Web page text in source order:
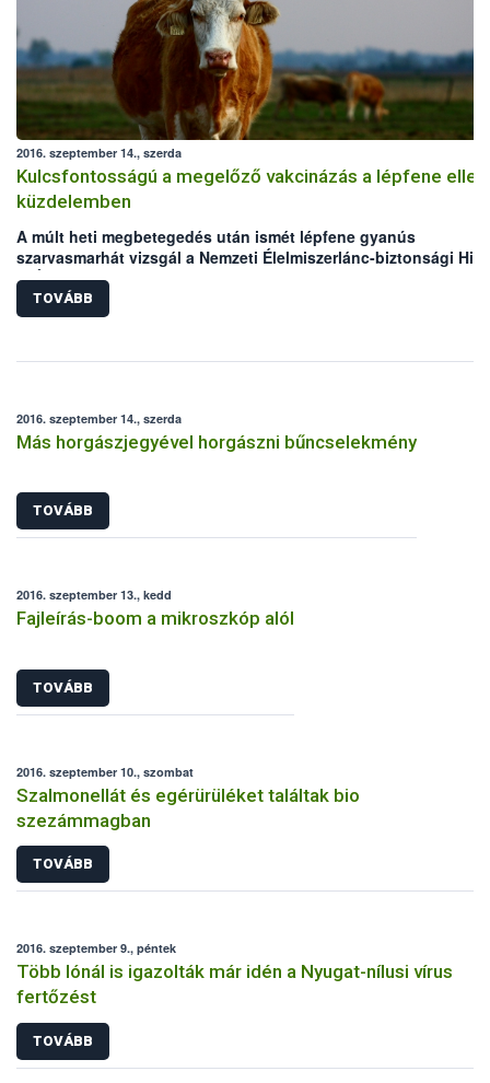
2016. szeptember 14., szerda
Kulcsfontosságú a megelőző vakcinázás a lépfene elleni
küzdelemben
A múlt heti megbetegedés után ismét lépfene gyanús
szarvasmarhát vizsgál a Nemzeti Élelmiszerlánc-biztonsági
(NÉBIH) laboratóriuma. Mindkét eset Békés megyei, legelőn
szarvasmarha állományokat érint. Bár az elmúlt években
állategészségügyi intézkedéseknek köszönhetően
azonban a hazai kérődző állomány védelme érdekében
TOVÁBB
2016. szeptember 14., szerda
Más horgászjegyével horgászni bűncselekmény
TOVÁBB
2016. szeptember 13., kedd
Fajleírás-boom a mikroszkóp alól
TOVÁBB
2016. szeptember 10., szombat
Szalmonellát és egérürüléket találtak bio
szezámmagban
TOVÁBB
2016. szeptember 9., péntek
Több lónál is igazolták már idén a Nyugat-nílusi vírus
fertőzést
TOVÁBB